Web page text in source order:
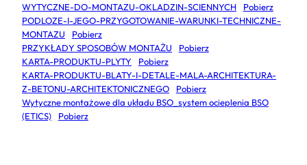
WYTYCZNE-DO-MONTAZU-OKLADZIN-SCIENNYCH
Pobierz
PODLOZE-I-JEGO-PRZYGOTOWANIE-WARUNKI-TECHNICZNE-
MONTAZU
Pobierz
PRZYKŁADY SPOSOBÓW MONTAŻU
Pobierz
KARTA-PRODUKTU-PLYTY
Pobierz
KARTA-PRODUKTU-BLATY-I-DETALE-MALA-ARCHITEKTURA-
Z-BETONU-ARCHITEKTONICZNEGO
Pobierz
Wytyczne montażowe dla układu BSO_system ocieplenia BSO
(ETICS)
Pobierz